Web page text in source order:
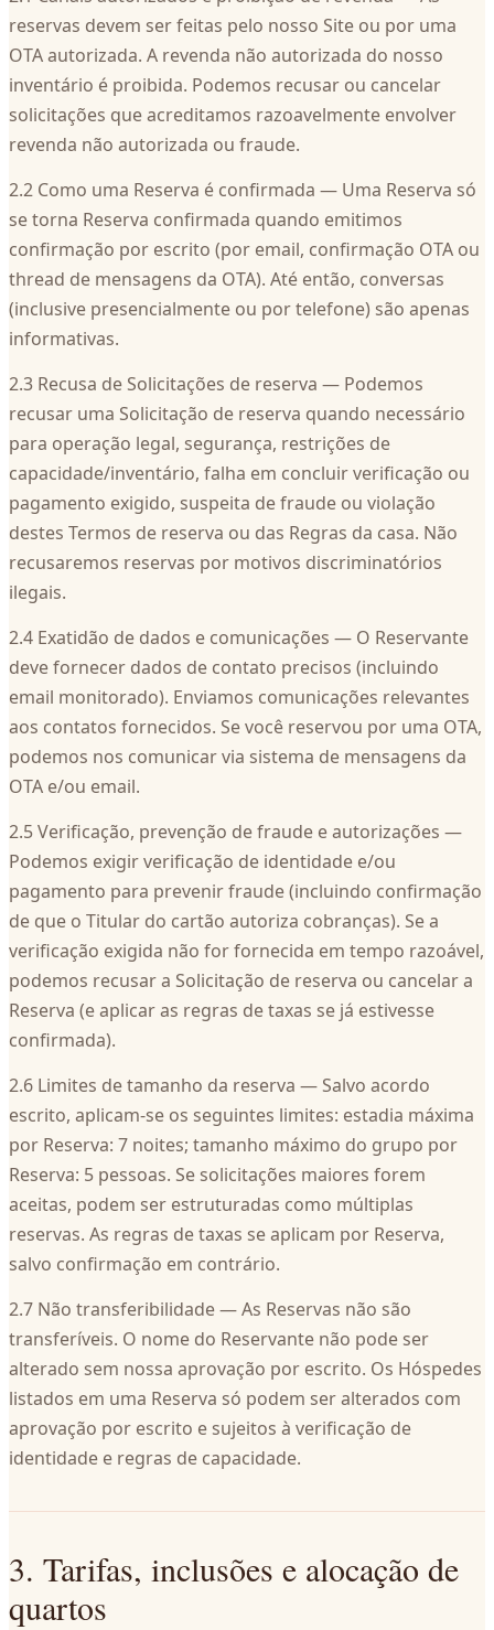
reservas devem ser feitas pelo nosso Site ou por uma
OTA autorizada. A revenda não autorizada do nosso
inventário é proibida. Podemos recusar ou cancelar
solicitações que acreditamos razoavelmente envolver
revenda não autorizada ou fraude.
2.2 Como uma Reserva é confirmada — Uma Reserva só
se torna Reserva confirmada quando emitimos
confirmação por escrito (por email, confirmação OTA ou
thread de mensagens da OTA). Até então, conversas
(inclusive presencialmente ou por telefone) são apenas
informativas.
2.3 Recusa de Solicitações de reserva — Podemos
recusar uma Solicitação de reserva quando necessário
para operação legal, segurança, restrições de
capacidade/inventário, falha em concluir verificação ou
pagamento exigido, suspeita de fraude ou violação
destes Termos de reserva ou das Regras da casa. Não
recusaremos reservas por motivos discriminatórios
ilegais.
2.4 Exatidão de dados e comunicações — O Reservante
deve fornecer dados de contato precisos (incluindo
email monitorado). Enviamos comunicações relevantes
aos contatos fornecidos. Se você reservou por uma OTA,
podemos nos comunicar via sistema de mensagens da
OTA e/ou email.
2.5 Verificação, prevenção de fraude e autorizações —
Podemos exigir verificação de identidade e/ou
pagamento para prevenir fraude (incluindo confirmação
de que o Titular do cartão autoriza cobranças). Se a
verificação exigida não for fornecida em tempo razoável,
podemos recusar a Solicitação de reserva ou cancelar a
Reserva (e aplicar as regras de taxas se já estivesse
confirmada).
2.6 Limites de tamanho da reserva — Salvo acordo
escrito, aplicam-se os seguintes limites: estadia máxima
por Reserva: 7 noites; tamanho máximo do grupo por
Reserva: 5 pessoas. Se solicitações maiores forem
aceitas, podem ser estruturadas como múltiplas
reservas. As regras de taxas se aplicam por Reserva,
salvo confirmação em contrário.
2.7 Não transferibilidade — As Reservas não são
transferíveis. O nome do Reservante não pode ser
alterado sem nossa aprovação por escrito. Os Hóspedes
listados em uma Reserva só podem ser alterados com
aprovação por escrito e sujeitos à verificação de
identidade e regras de capacidade.
3. Tarifas, inclusões e alocação de
quartos